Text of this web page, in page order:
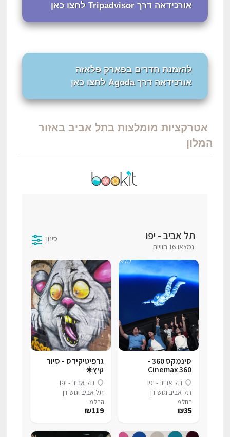
אורכידאה דרך Tripadvisor לחצו כאן
להזמנת חדרים בפארק פלאזה
אורכידאה דרך Agoda לחצו כאן
אטרקציות מומלצות בתל אביב באזור
המלון